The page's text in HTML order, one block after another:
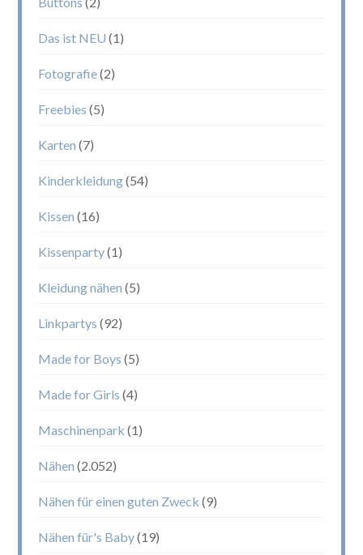
Das ist NEU (1)
Fotografie(2)
Freebies (5)
Karten (7)
Kinderkleidung(54)
Kissen (16)
Kissenparty(1)
Kleidung nähen (5)
Linkpartys (92)
Made for Boys (5)
Made for Girls (4)
Maschinenpark (1)
Nähen (2.052)
Nähen für einen guten Zweck (9)
Nähen für's Baby(19)